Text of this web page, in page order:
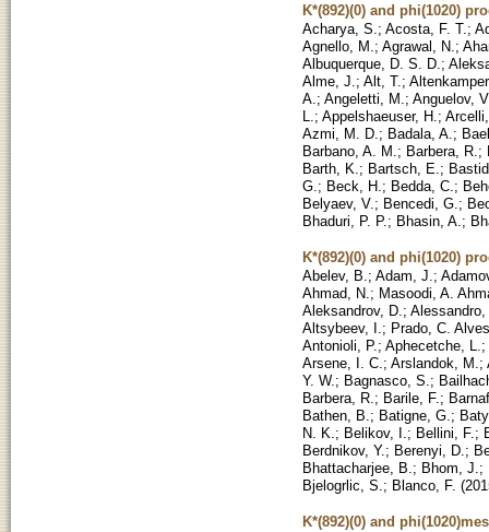
K*(892)(0) and phi(1020)
Acharya, S. ; Acosta, F. T. ;
Agnello, M. ; Agrawal, N. ;
Albuquerque, D. S. D. ;
Alme, J. ; Alt, T. ;
A. ; Angeletti, M. ; Anguelov,
L. ; Appelshaeuser, H. ;
Azmi, M. D. ; Badala, A. ;
Barbano, A. M. ; Barbera, R. ;
Barth, K. ; Bartsch, E. ;
G. ; Beck, H. ; Bedda, C. ;
Belyaev, V. ; Bencedi, G. ;
Bhaduri, P. P. ; Bhasin, A. ;
K*(892)(0) and phi(1020)
Abelev, B. ; Adam, J. ;
Ahmad, N. ; Masoodi, A.
Aleksandrov, D. ;
Altsybeev, I. ; Prado, C.
Antonioli, P. ; Aphecetche, L. ;
Arsene, I. C. ; Arslandok, M. ;
Y. W. ; Bagnasco, S. ;
Barbera, R. ; Barile, F. ;
Bathen, B. ; Batigne, G. ;
N. K. ; Belikov, I. ; Bellini, F. ;
Berdnikov, Y. ; Berenyi, D. ;
Bhattacharjee, B. ; Bhom, J. ;
Bjelogrlic, S. ; Blanco, F. (
K*(892)(0) and